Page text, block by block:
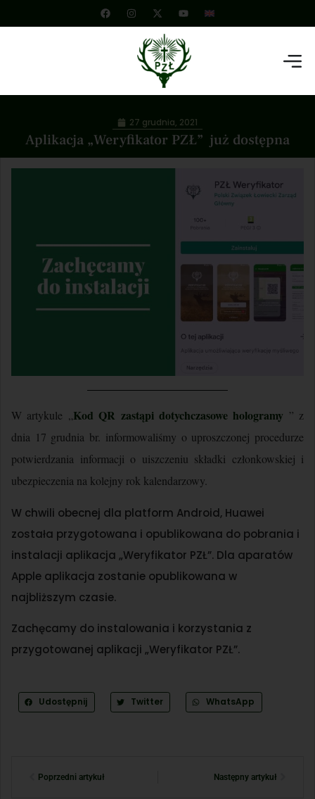
Aplikacja „Weryfikator PZŁ” już dostępna
27 grudnia, 2021
W artykule „Kod QR zastąpi dotychczasowe hologramy ” z
dnia 17 grudnia br. informowaliśmy o uproszczonej procedurze
potwierdzania informacji o uiszczeniu składki członkowskiej i
ubezpieczenia na kolejny rok kalendarzowy.
W chwili obecnej dla platform Android, Huawei
została przygotowana i opublikowana do pobrania i
instalacji aplikacja „Weryfikator PZŁ”. Dla aparatów
Apple aplikacja zostanie opublikowana w
najbliższym czasie.
Zachęcamy do instalowania i korzystania z
przygotowanej aplikacji „Weryfikator PZŁ”.
Udostępnij Twitter WhatsApp
Poprzedni artykuł Następny artykuł